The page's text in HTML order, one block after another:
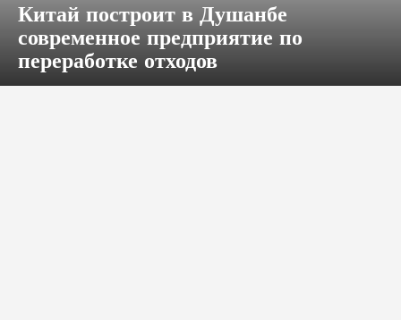
Китай построит в Душанбе
современное предприятие по
переработке отходов